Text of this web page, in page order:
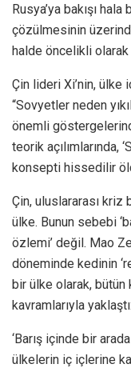
Rusya’ya bakışı
çözülmesinin
halde öncelikli olarak
Çin lideri Xi’nin,
“Sovyetler neden
önemli
teorik açılımlarında,
konsepti hissedilir
Çin, uluslararası kriz
ülke. Bunun sebebi
özlemi’ değil. Mao
döneminde kedinin
bir ülke olarak, bütün
kavramlarıyla yaklaştı:
‘Barış içinde bir
ülkelerin iç içlerine